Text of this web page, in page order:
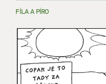
FÍLA A PÍRO